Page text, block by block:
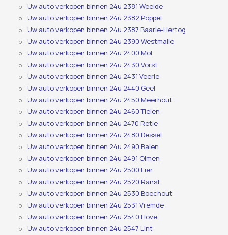
Uw auto verkopen binnen 24u 2381 Weelde
Uw auto verkopen binnen 24u 2382 Poppel
Uw auto verkopen binnen 24u 2387 Baarle-Hertog
Uw auto verkopen binnen 24u 2390 Westmalle
Uw auto verkopen binnen 24u 2400 Mol
Uw auto verkopen binnen 24u 2430 Vorst
Uw auto verkopen binnen 24u 2431 Veerle
Uw auto verkopen binnen 24u 2440 Geel
Uw auto verkopen binnen 24u 2450 Meerhout
Uw auto verkopen binnen 24u 2460 Tielen
Uw auto verkopen binnen 24u 2470 Retie
Uw auto verkopen binnen 24u 2480 Dessel
Uw auto verkopen binnen 24u 2490 Balen
Uw auto verkopen binnen 24u 2491 Olmen
Uw auto verkopen binnen 24u 2500 Lier
Uw auto verkopen binnen 24u 2520 Ranst
Uw auto verkopen binnen 24u 2530 Boechout
Uw auto verkopen binnen 24u 2531 Vremde
Uw auto verkopen binnen 24u 2540 Hove
Uw auto verkopen binnen 24u 2547 Lint